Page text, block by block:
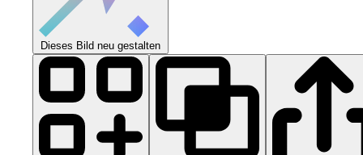
Dieses Bild neu gestalten